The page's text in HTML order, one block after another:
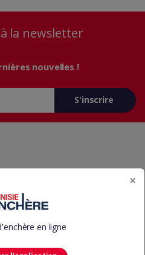
la newsletter
nouvelles !
S'inscrire
Appelez-nous 24/7!
×
en ligne